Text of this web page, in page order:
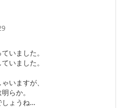
いました。
いました。
いますが、
らか。
しょうね…